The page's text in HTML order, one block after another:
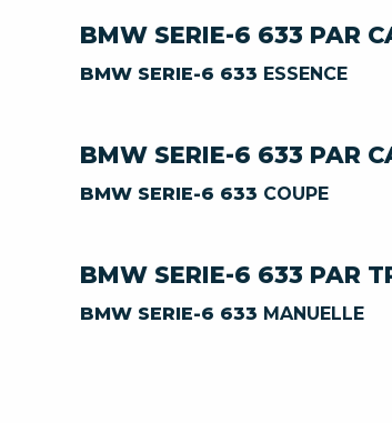
BMW SERIE-6 633 PAR
BMW SERIE-6 633 ESSENCE
BMW SERIE-6 633 PAR
BMW SERIE-6 633 COUPE
BMW SERIE-6 633 PAR
BMW SERIE-6 633 MANUELLE